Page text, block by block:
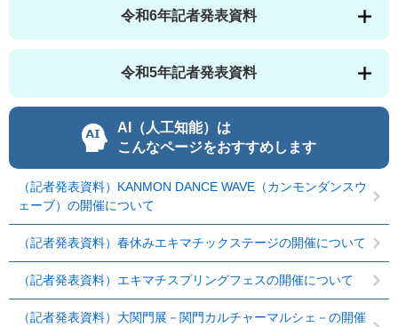
令和6年記者発表資料
令和5年記者発表資料
AI（人工知能）は
こんなページをおすすめします
（記者発表資料）KANMON DANCE WAVE（カンモンダンスウ
ェーブ）の開催について
（記者発表資料）春休みエキマチックステージの開催について
（記者発表資料）エキマチスプリングフェスの開催について
（記者発表資料）大関門展－関門カルチャーマルシェ－の開催